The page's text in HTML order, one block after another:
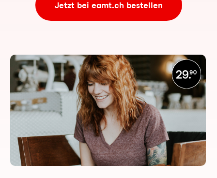
Jetzt bei eamt.ch bestellen